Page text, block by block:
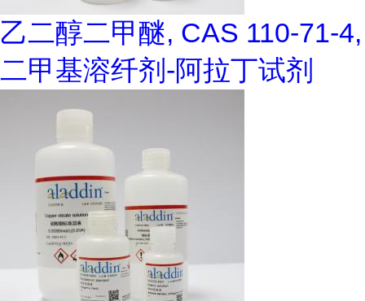
乙二醇二甲醚, CAS 110-71-4,
二甲基溶纤剂-阿拉丁试剂